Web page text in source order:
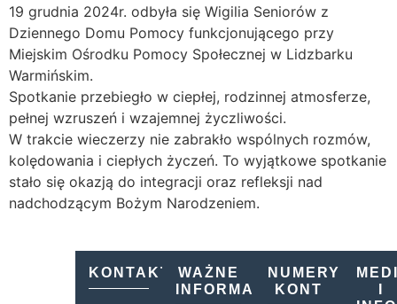
19 grudnia 2024r. odbyła się Wigilia Seniorów z
Dziennego Domu Pomocy funkcjonującego przy
Miejskim Ośrodku Pomocy Społecznej w Lidzbarku
Warmińskim.
Spotkanie przebiegło w ciepłej, rodzinnej atmosferze,
pełnej wzruszeń i wzajemnej życzliwości.
W trakcie wieczerzy nie zabrakło wspólnych rozmów,
kolędowania i ciepłych życzeń. To wyjątkowe spotkanie
stało się okazją do integracji oraz refleksji nad
nadchodzącym Bożym Narodzeniem.
KONTAKT
WAŻNE
INFORMACJE
NUMERY
KONT